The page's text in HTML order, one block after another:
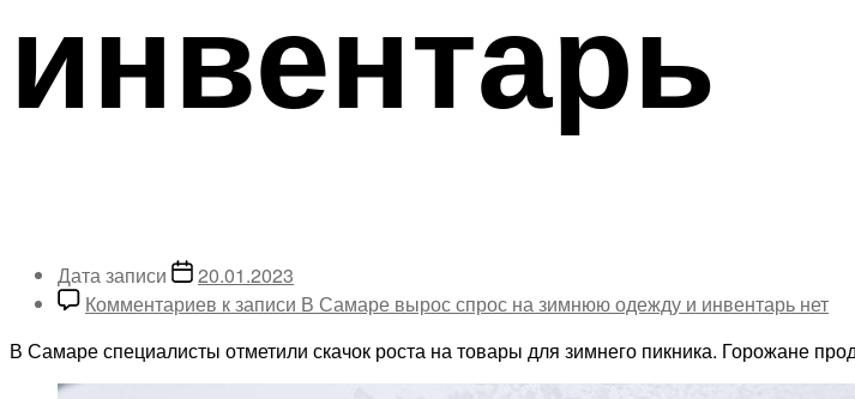
инвентарь
Дата записи
20.01.2023
Комментариев к записи В Самаре вырос спрос на зимнюю одежду и инвентарь нет
В Самаре специалисты отметили скачок роста на товары для зимнего пикника. Горожане